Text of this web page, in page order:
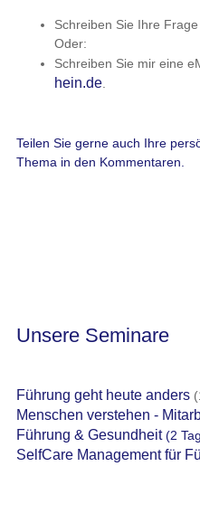
Schreiben Sie Ihre
Oder:
Schreiben Sie mir eine
hein.de.
Teilen Sie gerne auch Ihre
Thema in den Kommentaren.
Unsere Seminare
Führung geht heute anders
Menschen verstehen -
Führung & Gesundheit(2
SelfCare Management für